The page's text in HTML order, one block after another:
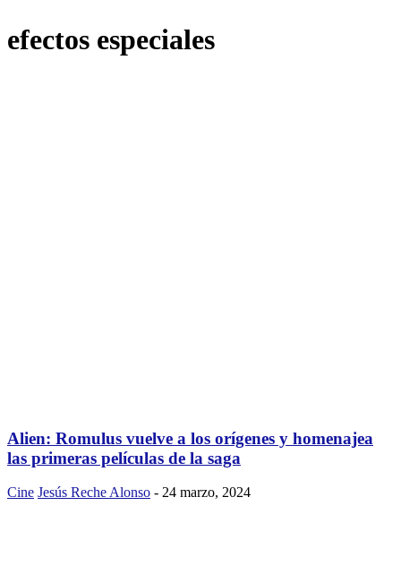
efectos especiales
Alien: Romulus vuelve a los orígenes y homenajea
las primeras películas de la saga
Cine Jesús Reche Alonso - 24 marzo, 2024